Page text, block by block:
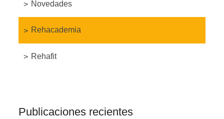
Novedades
Rehacademia
Rehafit
Publicaciones recientes